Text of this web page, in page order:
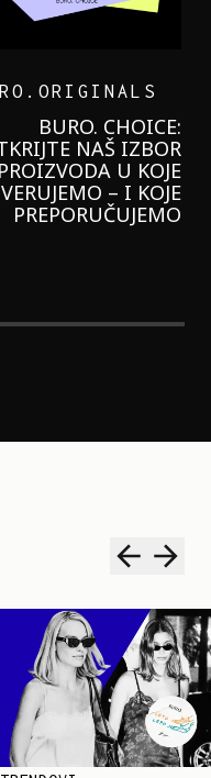
GARNIER KREMU I
NIKADA NIŠTA
LAGANIJE NISAM
KORISTILA